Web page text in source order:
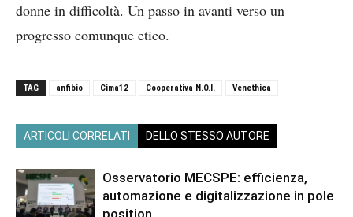
donne in difficoltà. Un passo in avanti verso un
progresso comunque etico.
TAG anfibio Cima12 Cooperativa N.O.I. Venethica
ARTICOLI CORRELATI DELLO STESSO AUTORE
Osservatorio MECSPE: efficienza,
automazione e digitalizzazione in pole
position